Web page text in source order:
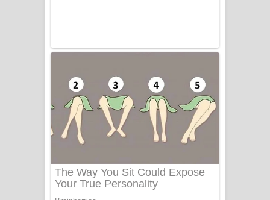
ගීතයේ පද පෙළ
Katakara Song Lyrics - කටකාර ගීතයේ
Tharu Yaye Dilena Song Lyrics - තරු